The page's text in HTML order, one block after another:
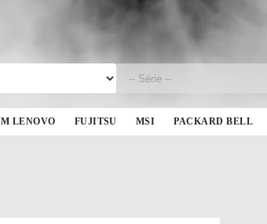
LENOVO FUJITSU MSI PACKARD BELL